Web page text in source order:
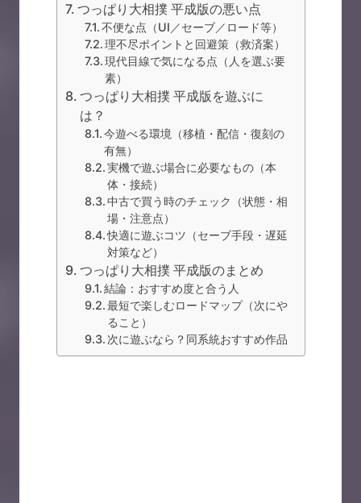
つっぱり大相撲 平成版の悪い点
不便な点（UI／セーブ／ロード等）
理不尽ポイントと回避策（救済案）
現代目線で気になる点（人を選ぶ要
素）
つっぱり大相撲 平成版を遊ぶに
は？
今遊べる環境（移植・配信・復刻の
有無）
実機で遊ぶ場合に必要なもの（本
体・接続）
中古で買う時のチェック（状態・相
場・注意点）
快適に遊ぶコツ（セーブ手段・遅延
対策など）
つっぱり大相撲 平成版のまとめ
結論：おすすめ度と合う人
最短で楽しむロードマップ（次にや
ること）
次に遊ぶなら？同系統おすすめ作品